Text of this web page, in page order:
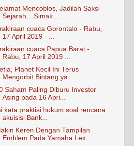
Mencoblos, Jadilah Saksi
Sejarah....Simak ...
cuaca Gorontalo - Rabu,
17 April 2019 - ...
cuaca Papua Barat -
Rabu, 17 April 2019 ...
Planet Kecil Ini Terus
Mengorbit Bintang ya...
Saham Paling Diburu Investor
Asing pada 16 Apri...
kata praktisi hukum soal rencana
akuisisi Bank...
Keren Dengan Tampilan
Emblem Pada Yamaha Lex...